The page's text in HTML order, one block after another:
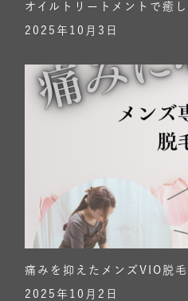
オイルトリートメントで癒
2025年10月3日
痛みを抑えたメンズVIO脱毛
2025年10月2日